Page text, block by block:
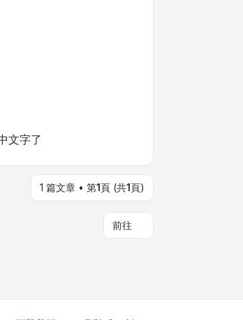
文字了
1 篇文章 • 第1頁 (共1頁)
前往